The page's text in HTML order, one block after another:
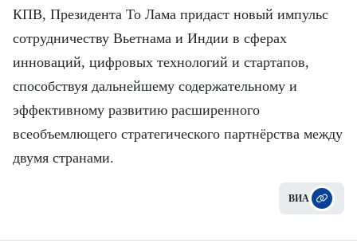
КПВ, Президента То Лама придаст новый импульс
сотрудничеству Вьетнама и Индии в сферах
инноваций, цифровых технологий и стартапов,
способствуя дальнейшему содержательному и
эффективному развитию расширенного
всеобъемлющего стратегического партнёрства между
двумя странами.
ВИА